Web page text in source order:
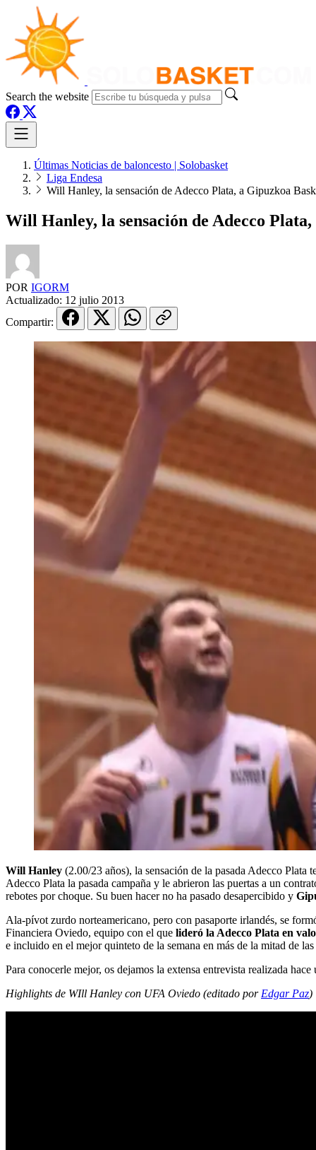
Search the website
Últimas Noticias de baloncesto | Solobasket
Liga Endesa
Will Hanley, la sensación de Adecco Plata, a Gipuzkoa
Will Hanley, la sensación de Adecco
POR IGORM
Actualizado: 12 julio 2013
Compartir:
Will Hanley (2.00/23 años), la sensación de la pasada Adecco
Adecco Plata la pasada campaña y le abrieron las puertas a un
rebotes por choque. Su buen hacer no ha pasado desapercibido y
Ala-pívot zurdo norteamericano, pero con pasaporte irlandés, se
Financiera Oviedo, equipo con el que lideró la Adecco Plata en
e incluido en el mejor quinteto de la semana en más de la mitad de las
Para conocerle mejor, os dejamos la extensa entrevista realizada
Highlights de WIll Hanley con UFA Oviedo (editado por Edgar Paz)